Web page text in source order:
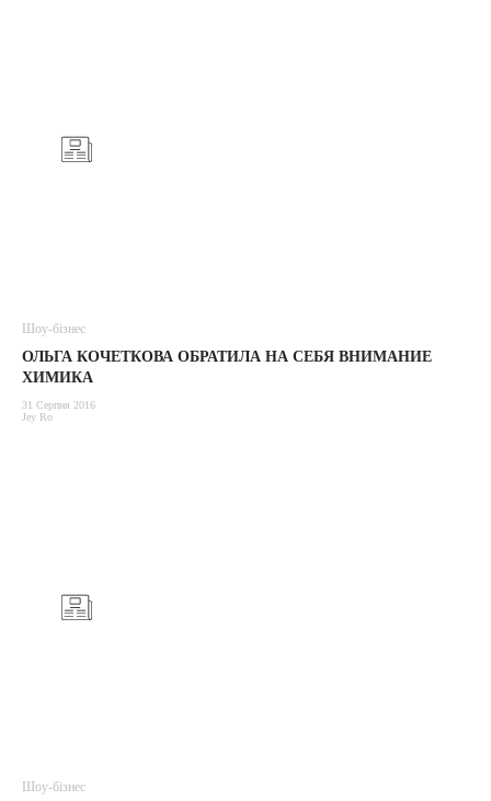
Шоу-бізнес
ОЛЬГА КОЧЕТКОВА ОБРАТИЛА НА СЕБЯ ВНИМАНИЕ
ХИМИКА
31 Серпня 2016
Jey Ro
Шоу-бізнес